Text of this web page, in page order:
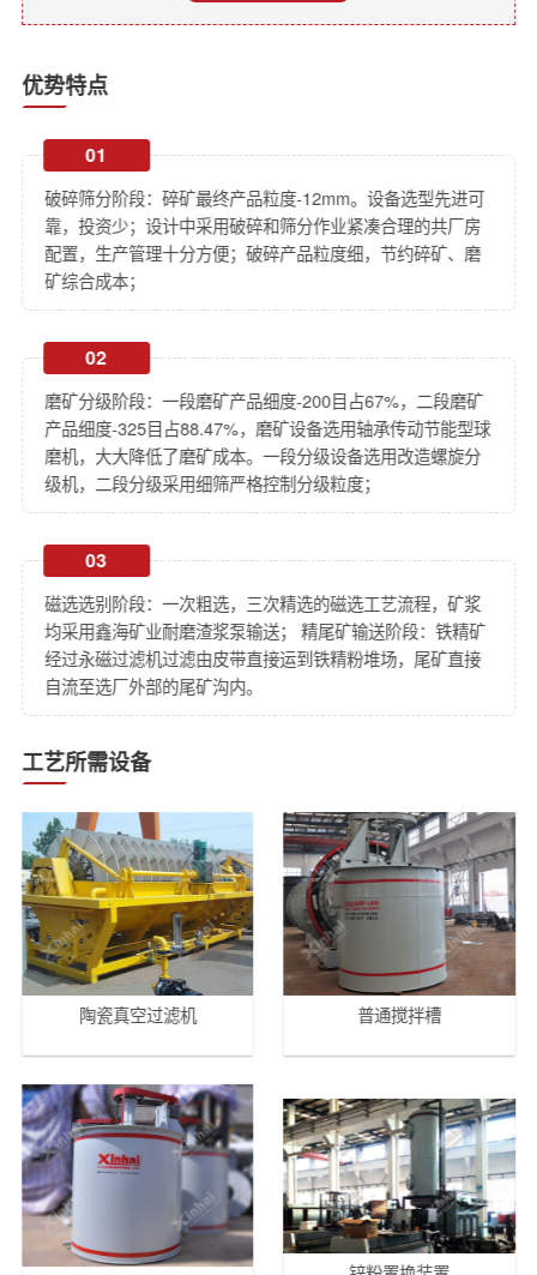
优势特点
01
破碎筛分阶段：碎矿最终产品粒度-12mm。设备选型先进可
靠，投资少；设计中采用破碎和筛分作业紧凑合理的共厂房
配置，生产管理十分方便；破碎产品粒度细，节约碎矿、磨
矿综合成本；
02
磨矿分级阶段：一段磨矿产品细度-200目占67%，二段磨矿
产品细度-325目占88.47%，磨矿设备选用轴承传动节能型球
磨机，大大降低了磨矿成本。一段分级设备选用改造螺旋分
级机，二段分级采用细筛严格控制分级粒度；
03
磁选选别阶段：一次粗选，三次精选的磁选工艺流程，矿浆
均采用鑫海矿业耐磨渣浆泵输送； 精尾矿输送阶段：铁精矿
经过永磁过滤机过滤由皮带直接运到铁精粉堆场，尾矿直接
自流至选厂外部的尾矿沟内。
工艺所需设备
陶瓷真空过滤机 普通搅拌槽